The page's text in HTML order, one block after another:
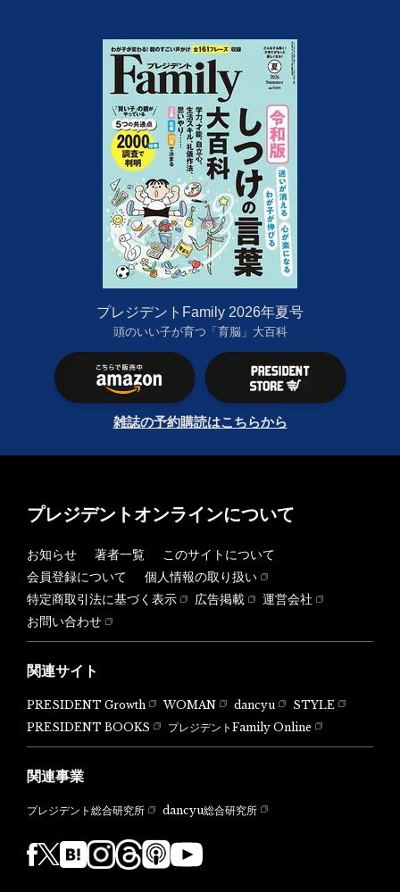
プレジデントFamily 2026年夏号
頭のいい子が育つ「育脳」大百科
雑誌の予約購読はこちらから
プレジデントオンラインについて
お知らせ 著者一覧
このサイトについて
会員登録について
個人情報の取り扱い
特定商取引法に基づく表示
広告掲載
運営会社
お問い合わせ
関連サイト
PRESIDENT Growth WOMAN dancyu
STYLE
PRESIDENT BOOKS
プレジデントFamily Online
関連事業
プレジデント総合研究所 dancyu総合研究所